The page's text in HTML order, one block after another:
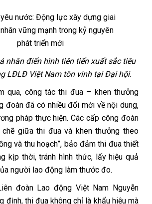
nhân điển hình tiên tiến xuất sắc tiêu
LĐLĐ Việt Nam tôn vinh tại Đại hội.
qua, công tác thi đua – khen thưởng
đoàn đã có nhiều đổi mới về nội dung,
pháp thực hiện. Các cấp công đoàn
giữa thi đua và khen thưởng theo
và thu hoạch”, bảo đảm thi đua thiết
kịp thời, tránh hình thức, lấy hiệu quả
người lao động làm thước đo.
đoàn Lao động Việt Nam Nguyễn
định, thi đua không chỉ là khẩu hiệu mà